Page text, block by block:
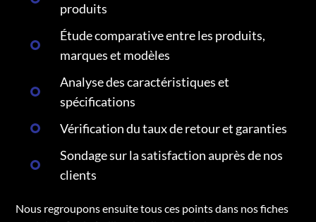
produits
Étude comparative entre les produits,
marques et modèles
Analyse des caractéristiques et
spécifications
Vérification du taux de retour et garanties
Sondage sur la satisfaction auprès de nos
clients
Nous regroupons ensuite tous ces points dans nos fiches